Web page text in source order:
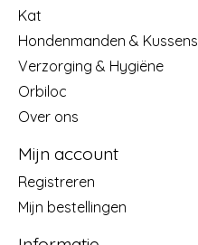
Kat
Hondenmanden & Kussens
Verzorging & Hygiëne
Orbiloc
Over ons
Mijn account
Registreren
Mijn bestellingen